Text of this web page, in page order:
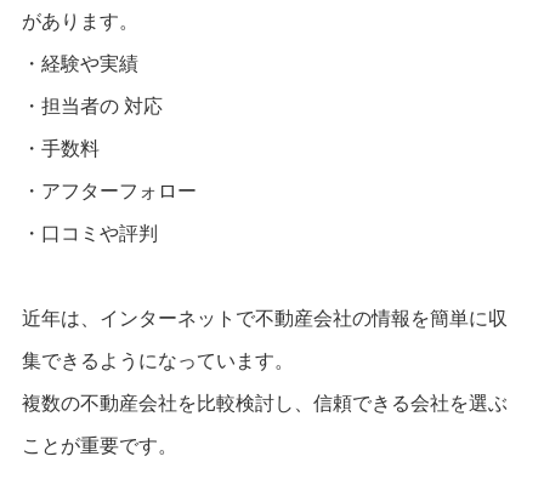
があります。
・経験や実績
・担当者の 対応
・手数料
・アフターフォロー
・口コミや評判
近年は、インターネットで不動産会社の情報を簡単に収
集できるようになっています。
複数の不動産会社を比較検討し、信頼できる会社を選ぶ
ことが重要です。